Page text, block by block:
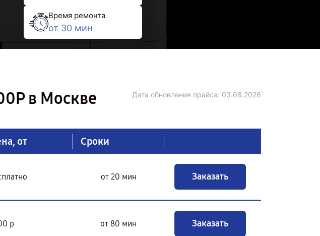
Время ремонта
от 30 мин
в Москве Дата обновления прайса: 03.08.2026
от Сроки
от 20 мин Заказать
р от 80 мин Заказать